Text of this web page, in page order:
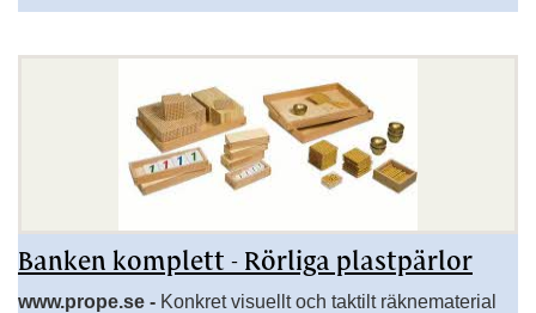
Banken komplett - Rörliga plastpärlor
www.prope.se - Konkret visuellt och taktilt räknematerial